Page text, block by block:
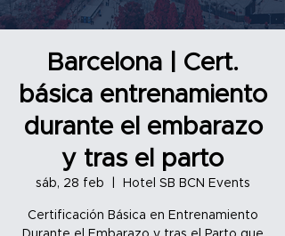
Barcelona | Cert.
básica entrenamiento
durante el embarazo
y tras el parto
sáb, 28 feb Hotel SB BCN Events
Certificación Básica en Entrenamiento